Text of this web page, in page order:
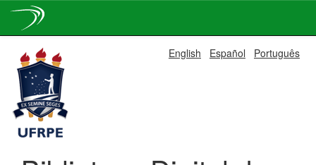
navigation
English Español Português